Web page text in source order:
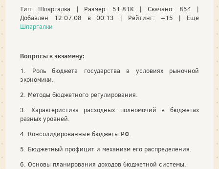
Тип: Шпаргалка | Размер: 51.81K | Скачано: 854 |
Добавлен 12.07.08 в 00:13 | Рейтинг: +15 | Еще
Шпаргалки
Вопросы к экзамену:
1. Роль бюджета государства в условиях рыночной
экономики.
2. Методы бюджетного регулирования.
3. Характеристика расходных полномочий в бюджетах
разных уровней.
4. Консолидированные бюджеты РФ.
5. Бюджетный профицит и механизм его распределения.
6. Основы планирования доходов бюджетной системы.